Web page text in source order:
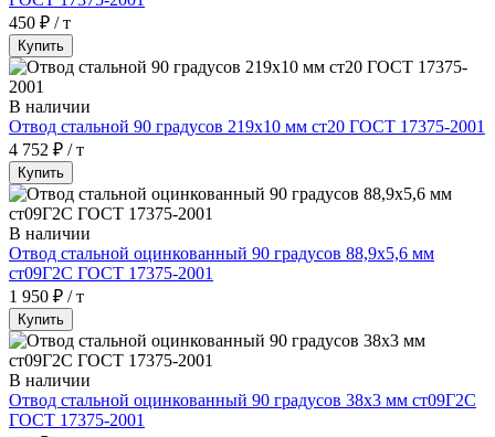
450 ₽ / т
Купить
В наличии
Отвод стальной 90 градусов 219х10 мм ст20 ГОСТ 17375-2001
4 752 ₽ / т
Купить
В наличии
Отвод стальной оцинкованный 90 градусов 88,9х5,6 мм
ст09Г2С ГОСТ 17375-2001
1 950 ₽ / т
Купить
В наличии
Отвод стальной оцинкованный 90 градусов 38х3 мм ст09Г2С
ГОСТ 17375-2001